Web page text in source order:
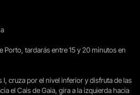
Porto, tardarás entre 15 y 20 minutos en
I, cruza por el nivel inferior y disfruta de las
el Cais de Gaia, gira a la izquierda hacia